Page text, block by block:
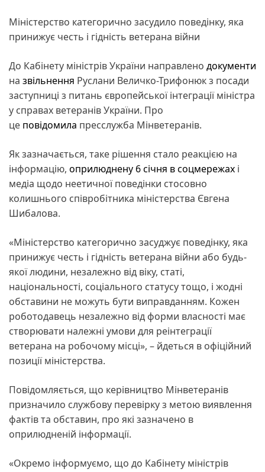
Міністерство категорично засудило поведінку, яка
принижує честь і гідність ветерана війни
До Кабінету міністрів України направлено документи
на звільнення Руслани Величко-Трифонюк з посади
заступниці з питань європейської інтеграції міністра
у справах ветеранів України. Про
це повідомила пресслужба Мінветеранів.
Як зазначається, таке рішення стало реакцією на
інформацію, оприлюднену 6 січня в соцмережах і
медіа щодо неетичної поведінки стосовно
колишнього співробітника міністерства Євгена
Шибалова.
«Міністерство категорично засуджує поведінку, яка
принижує честь і гідність ветерана війни або будь-
якої людини, незалежно від віку, статі,
національності, соціального статусу тощо, і жодні
обставини не можуть бути виправданням. Кожен
роботодавець незалежно від форми власності має
створювати належні умови для реінтеграції
ветерана на робочому місці», – йдеться в офіційний
позиції міністерства.
Повідомляється, що керівництво Мінветеранів
призначило службову перевірку з метою виявлення
фактів та обставин, про які зазначено в
оприлюдненій інформації.
«Окремо інформуємо, що до Кабінету міністрів